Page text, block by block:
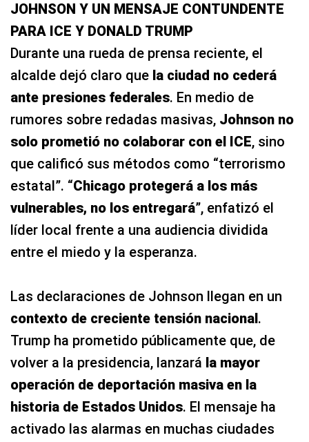
JOHNSON Y UN MENSAJE CONTUNDENTE
PARA ICE Y DONALD TRUMP
Durante una rueda de prensa reciente, el
alcalde dejó claro que la ciudad no cederá
ante presiones federales. En medio de
rumores sobre redadas masivas, Johnson no
solo prometió no colaborar con el ICE, sino
que calificó sus métodos como “terrorismo
estatal”. “Chicago protegerá a los más
vulnerables, no los entregará”, enfatizó el
líder local frente a una audiencia dividida
entre el miedo y la esperanza.
Las declaraciones de Johnson llegan en un
contexto de creciente tensión nacional.
Trump ha prometido públicamente que, de
volver a la presidencia, lanzará la mayor
operación de deportación masiva en la
historia de Estados Unidos. El mensaje ha
activado las alarmas en muchas ciudades